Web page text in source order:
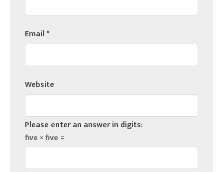
Email*
Website
Please enter an answer in digits:
five × five =